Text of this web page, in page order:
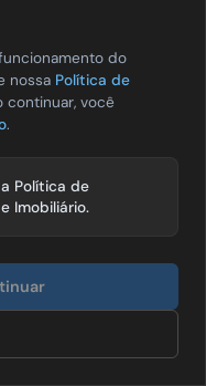
e competem
local, a
começa
AI
— os
do
nossa Política de
continuar, você
.
Política de
Imobiliário.
😊